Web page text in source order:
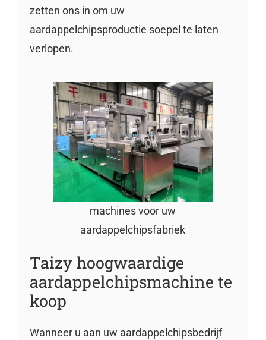
zetten ons in om uw
aardappelchipsproductie soepel te laten
verlopen.
machines voor uw
aardappelchipsfabriek
Taizy hoogwaardige
aardappelchipsmachine te
koop
Wanneer u aan uw aardappelchipsbedrijf